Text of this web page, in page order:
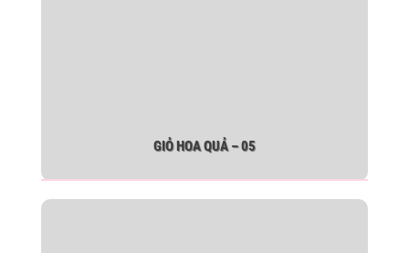
GIỎ HOA QUẢ – 05